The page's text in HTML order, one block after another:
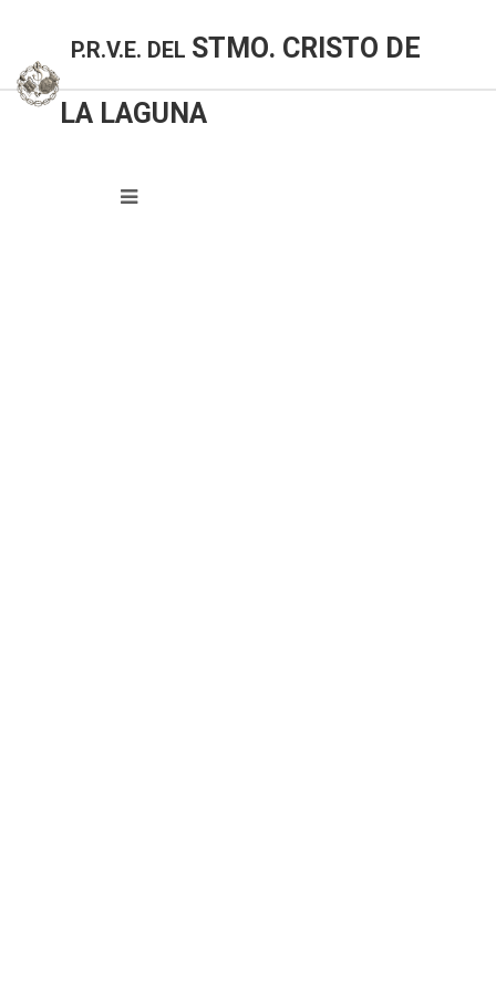
P.R.V.E. DEL STMO. CRISTO DE
LA LAGUNA